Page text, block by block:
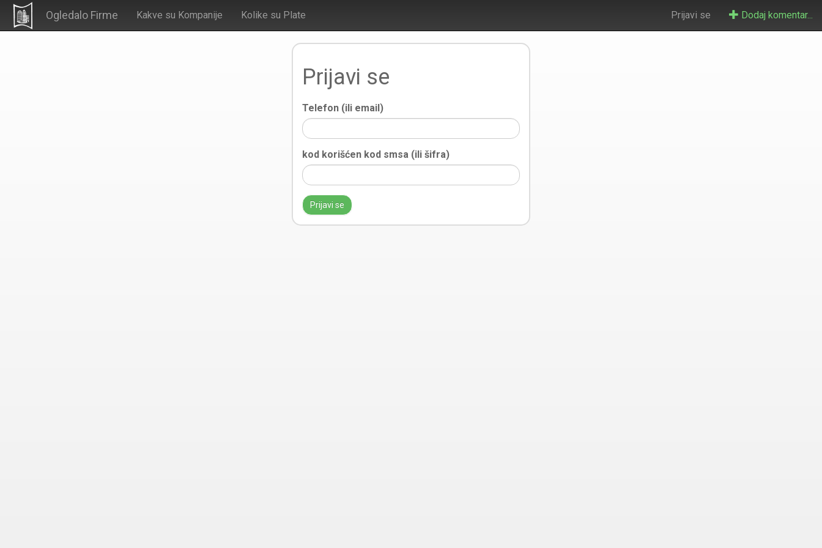
Ogledalo Firme Kakve su Kompanije Kolike su Plate Prijavi se Dodaj komentar...
Prijavi se
Telefon (ili email)
kod korišćen kod smsa (ili šifra)
Prijavi se